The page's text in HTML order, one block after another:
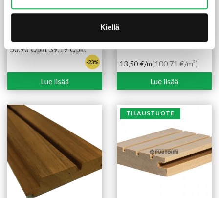
Kiellä
Kuusipaneeli 15X95X2700
Lumi
50,90€/pkt39,19€/pkt
-23%
Lue lisää
Thermo Royal rimapaneeli
13,50 €/m(100,71 €/m²)
Lue lisää
TILAUSTUOTE